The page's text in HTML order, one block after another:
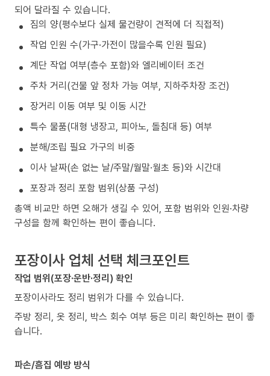
되어 달라질 수 있습니다.
짐의 양(평수보다 실제 물건량이 견적에 더 직접적)
작업 인원 수(가구·가전이 많을수록 인원 필요)
계단 작업 여부(층수 포함)와 엘리베이터 조건
주차 거리(건물 앞 정차 가능 여부, 지하주차장 조건)
장거리 이동 여부 및 이동 시간
특수 물품(대형 냉장고, 피아노, 돌침대 등) 여부
분해/조립 필요 가구의 비중
이사 날짜(손 없는 날/주말/월말·월초 등)와 시간대
포장과 정리 포함 범위(상품 구성)
총액 비교만 하면 오해가 생길 수 있어, 포함 범위와 인원·차량
구성을 함께 확인하는 편이 좋습니다.
포장이사 업체 선택 체크포인트
작업 범위(포장·운반·정리) 확인
포장이사라도 정리 범위가 다를 수 있습니다.
주방 정리, 옷 정리, 박스 회수 여부 등은 미리 확인하는 편이 좋
습니다.
파손/흠집 예방 방식